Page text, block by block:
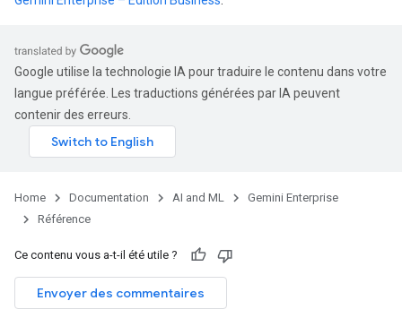
Google utilise la technologie IA pour traduire le contenu dans votre
langue préférée. Les traductions générées par IA peuvent
contenir des erreurs.
Home Documentation AI and ML
Gemini Enterprise
Référence
Ce contenu vous a-t-il été utile ?
Envoyer des commentaires